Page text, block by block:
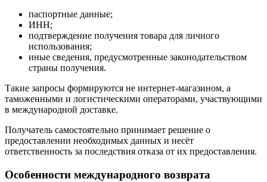
паспортные данные;
ИНН;
подтверждение получения товара для личного
использования;
иные сведения, предусмотренные законодательством
страны получения.
Такие запросы формируются не интернет-магазином, а
таможенными и логистическими операторами, участвующими
в международной доставке.
Получатель самостоятельно принимает решение о
предоставлении необходимых данных и несёт
ответственность за последствия отказа от их предоставления.
Особенности международного возврата